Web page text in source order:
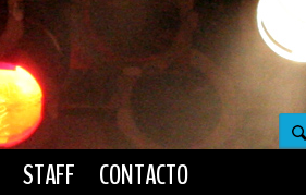
STAFF CONTACTO